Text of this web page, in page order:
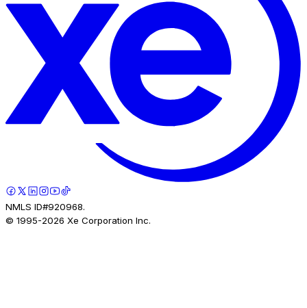
NMLS ID#920968.
© 1995-2026 Xe Corporation Inc.